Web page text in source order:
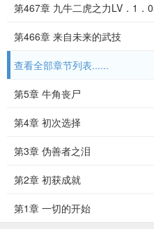
第467章 九牛二虎之力LV．1．
第466章 来自未来的武技
查看全部章节列表......
第5章 牛角丧尸
第4章 初次选择
第3章 伪善者之泪
第2章 初获成就
第1章 一切的开始